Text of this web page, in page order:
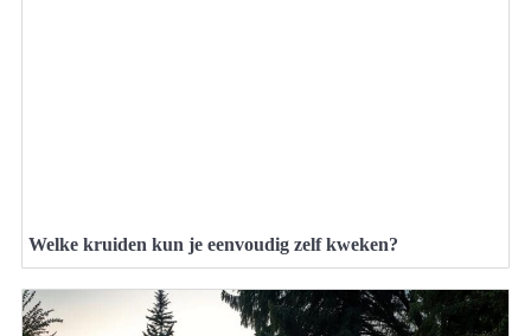
Welke kruiden kun je eenvoudig zelf kweken?